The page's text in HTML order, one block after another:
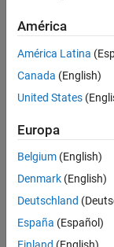
Ordenar por
Guardar
empleos
seleccionados
No se
han
traducido
América
América Latina
Canada (English)
United States
Europa
Belgium (English)
Denmark (English)
Deutschland
España (Español)